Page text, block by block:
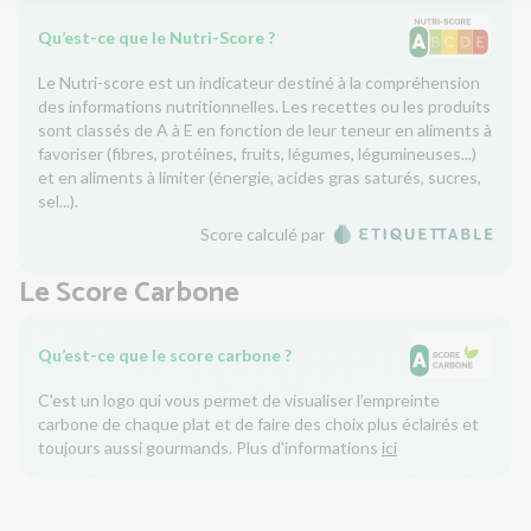
Qu’est-ce que le Nutri-Score ?
Le Nutri-score est un indicateur destiné à la compréhension
des informations nutritionnelles. Les recettes ou les produits
sont classés de A à E en fonction de leur teneur en aliments à
favoriser (fibres, protéines, fruits, légumes, légumineuses...)
et en aliments à limiter (énergie, acides gras saturés, sucres,
sel...).
Score calculé par
Le Score Carbone
Qu’est-ce que le score carbone ?
C'est un logo qui vous permet de visualiser l’empreinte
carbone de chaque plat et de faire des choix plus éclairés et
toujours aussi gourmands. Plus d'informations ici